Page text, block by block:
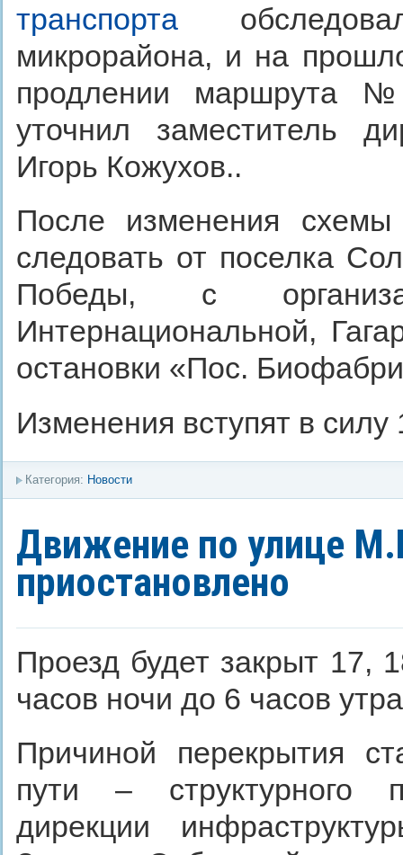
транспорта
микрорайона, и на
продлении маршрута
уточнил заместитель
Игорь Кожухов..
После изменения
следовать от поселка
Победы, с
Интернациональной,
остановки «Пос.
Изменения вступят в силу
Категория: Новости
Движение по улице
приостановлено
Проезд будет закрыт 17,
часов ночи до 6 часов
Причиной перекрытия
пути – структурного
дирекции